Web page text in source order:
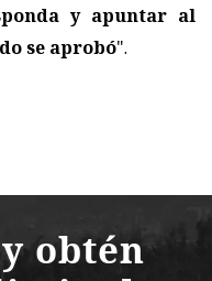
y apuntar al
se aprobó".